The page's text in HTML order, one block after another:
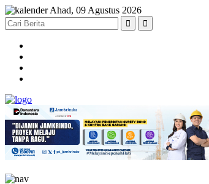
Ahad, 09 Agustus 2026